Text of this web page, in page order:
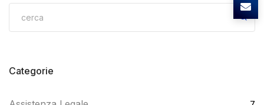
Categorie